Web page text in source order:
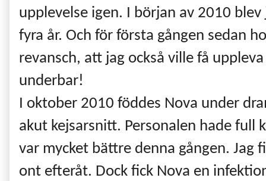
upplevelse igen. I början av 2010
fyra år. Och för första gången sedan
revansch, att jag också ville få
underbar!
I oktober 2010 föddes Nova under
akut kejsarsnitt. Personalen hade full
var mycket bättre denna gången.
ont efteråt. Dock fick Nova en